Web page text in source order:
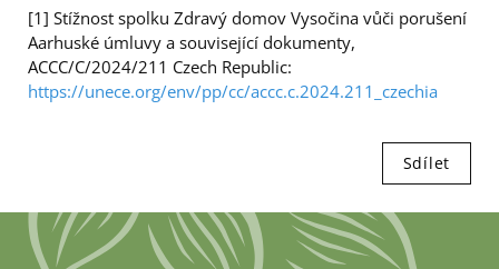
[1] Stížnost spolku Zdravý domov Vysočina vůči porušení
Aarhuské úmluvy a související dokumenty,
ACCC/C/2024/211 Czech Republic:
https://unece.org/env/pp/cc/accc.c.2024.211_czechia
Sdílet